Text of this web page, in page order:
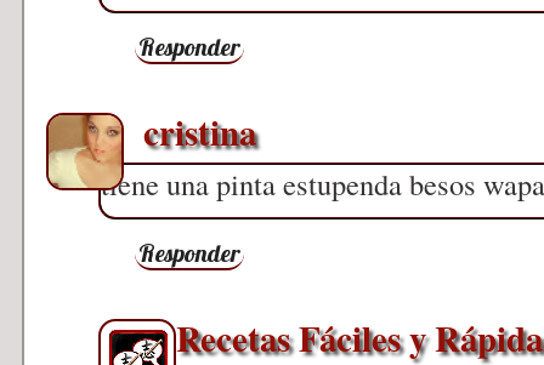
Responder
cristina
tiene una pinta estupenda besos wapa
Responder
Recetas Fáciles y